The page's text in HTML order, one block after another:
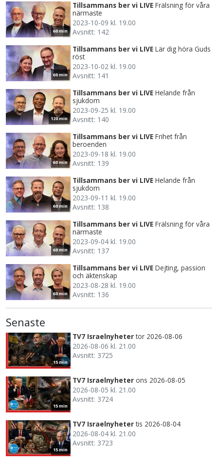
60 min
Tillsammans ber vi LIVE Frälsning för våra
närmaste
2023-10-09 kl. 19.00
Avsnitt: 142
60 min
Tillsammans ber vi LIVE Lär dig höra Guds
röst
2023-10-02 kl. 19.00
Avsnitt: 141
120 min
Tillsammans ber vi LIVE Helande från
sjukdom
2023-09-25 kl. 19.00
Avsnitt: 140
60 min
Tillsammans ber vi LIVE Frihet från
beroenden
2023-09-18 kl. 19.00
Avsnitt: 139
60 min
Tillsammans ber vi LIVE Helande från
sjukdom
2023-09-11 kl. 19.00
Avsnitt: 138
60 min
Tillsammans ber vi LIVE Frälsning för våra
närmaste
2023-09-04 kl. 19.00
Avsnitt: 137
60 min
Tillsammans ber vi LIVE Dejting, passion
och äktenskap
2023-08-28 kl. 19.00
Avsnitt: 136
Senaste
15 min
TV7 Israelnyheter tor 2026-08-06
2026-08-06 kl. 21.00
Avsnitt: 3725
15 min
TV7 Israelnyheter ons 2026-08-05
2026-08-05 kl. 21.00
Avsnitt: 3724
15 min
TV7 Israelnyheter tis 2026-08-04
2026-08-04 kl. 21.00
Avsnitt: 3723